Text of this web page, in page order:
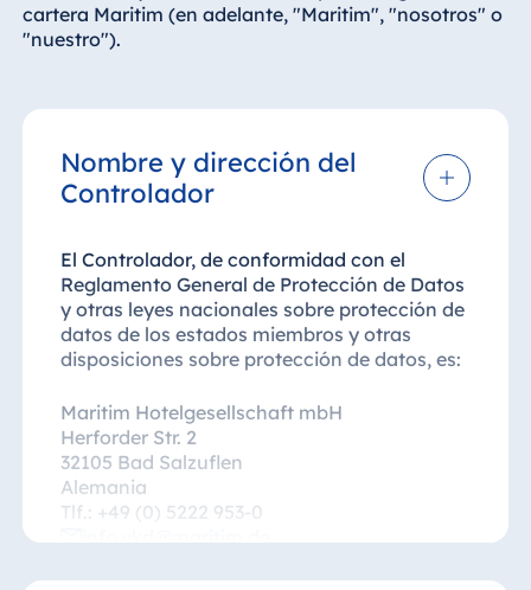
cartera Maritim (en adelante, "Maritim", "nosotros" o
"nuestro").
Nombre y dirección del
Controlador
El Controlador, de conformidad con el
Reglamento General de Protección de Datos
y otras leyes nacionales sobre protección de
datos de los estados miembros y otras
disposiciones sobre protección de datos, es:
Maritim Hotelgesellschaft mbH
Herforder Str. 2
32105 Bad Salzuflen
Alemania
Tlf.: +49 (0) 5222 953-0